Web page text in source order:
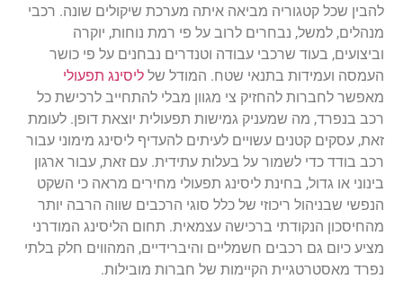
להבין שכל קטגוריה מביאה איתה מערכת שיקולים שונה. רכבי
מנהלים, למשל, נבחרים לרוב על פי רמת נוחות, יוקרה
וביצועים, בעוד שרכבי עבודה וטנדרים נבחנים על פי כושר
העמסה ועמידות בתנאי שטח. המודל של ליסינג תפעולי
מאפשר לחברות להחזיק צי מגוון מבלי להתחייב לרכישת כל
רכב בנפרד, מה שמעניק גמישות תפעולית יוצאת דופן. לעומת
זאת, עסקים קטנים עשויים לעיתים להעדיף ליסינג מימוני עבור
רכב בודד כדי לשמור על בעלות עתידית. עם זאת, עבור ארגון
בינוני או גדול, בחינת ליסינג תפעולי מחירים מראה כי השקט
הנפשי שבניהול ריכוזי של כלל סוגי הרכבים שווה הרבה יותר
מהחיסכון הנקודתי ברכישה עצמאית. תחום הליסינג המודרני
מציע כיום גם רכבים חשמליים והיברידיים, המהווים חלק בלתי
נפרד מאסטרטגיית הקיימות של חברות מובילות.